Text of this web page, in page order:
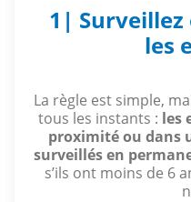
1| Surveillez
les
La règle est simple,
tous les instants : les
proximité ou dans
surveillés en
s’ils ont moins de 6